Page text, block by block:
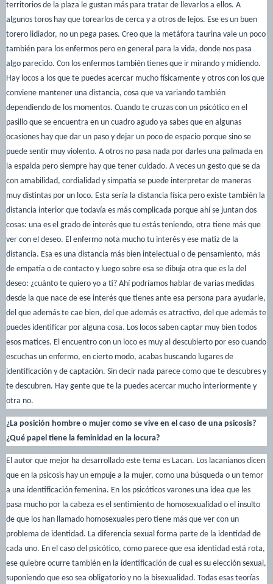
territorios de la plaza le gustan más para tratar de llevarlos a ellos. A
algunos toros hay que torearlos de cerca y a otros de lejos. Ese es un buen
torero lidiador, no un pega pases. Creo que la metáfora taurina vale un poco
también para los enfermos pero en general para la vida, donde nos pasa
algo parecido. Con los enfermos también tienes que ir mirando y midiendo.
Hay locos a los que te puedes acercar mucho físicamente y otros con los que
conviene mantener una distancia, cosa que va variando también
dependiendo de los momentos. Cuando te cruzas con un psicótico en el
pasillo que se encuentra en un cuadro agudo ya sabes que en algunas
ocasiones hay que dar un paso y dejar un poco de espacio porque sino se
puede sentir muy violento. A otros no pasa nada por darles una palmada en
la espalda pero siempre hay que tener cuidado. A veces un gesto que se da
con amabilidad, cordialidad y simpatía se puede interpretar de maneras
muy distintas por un loco. Esta sería la distancia física pero existe también la
distancia interior que todavía es más complicada porque ahí se juntan dos
cosas: una es el grado de interés que tu estás teniendo, otra tiene más que
ver con el deseo. El enfermo nota mucho tu interés y ese matiz de la
distancia. Esa es una distancia más bien intelectual o de pensamiento, más
de empatía o de contacto y luego sobre esa se dibuja otra que es la del
deseo: ¿cuánto te quiero yo a ti? Ahí podríamos hablar de varias medidas
desde la que nace de ese interés que tienes ante esa persona para ayudarle,
del que además te cae bien, del que además es atractivo, del que además te
puedes identificar por alguna cosa. Los locos saben captar muy bien todos
esos matices. El encuentro con un loco es muy al descubierto por eso cuando
escuchas un enfermo, en cierto modo, acabas buscando lugares de
identificación y de captación. Sin decir nada parece como que te descubres y
te descubren. Hay gente que te la puedes acercar mucho interiormente y
otra no.
¿La posición hombre o mujer como se vive en el caso de una psicosis?
¿Qué papel tiene la feminidad en la locura?
El autor que mejor ha desarrollado este tema es Lacan. Los lacanianos dicen
que en la psicosis hay un empuje a la mujer, como una búsqueda o un temor
a una identificación femenina. En los psicóticos varones una idea que les
pasa mucho por la cabeza es el sentimiento de homosexualidad o el insulto
de que los han llamado homosexuales pero tiene más que ver con un
problema de identidad. La diferencia sexual forma parte de la identidad de
cada uno. En el caso del psicótico, como parece que esa identidad está rota,
ese quiebre ocurre también en la identificación de cual es su elección sexual,
suponiendo que eso sea obligatorio y no la bisexualidad. Todas esas teorías